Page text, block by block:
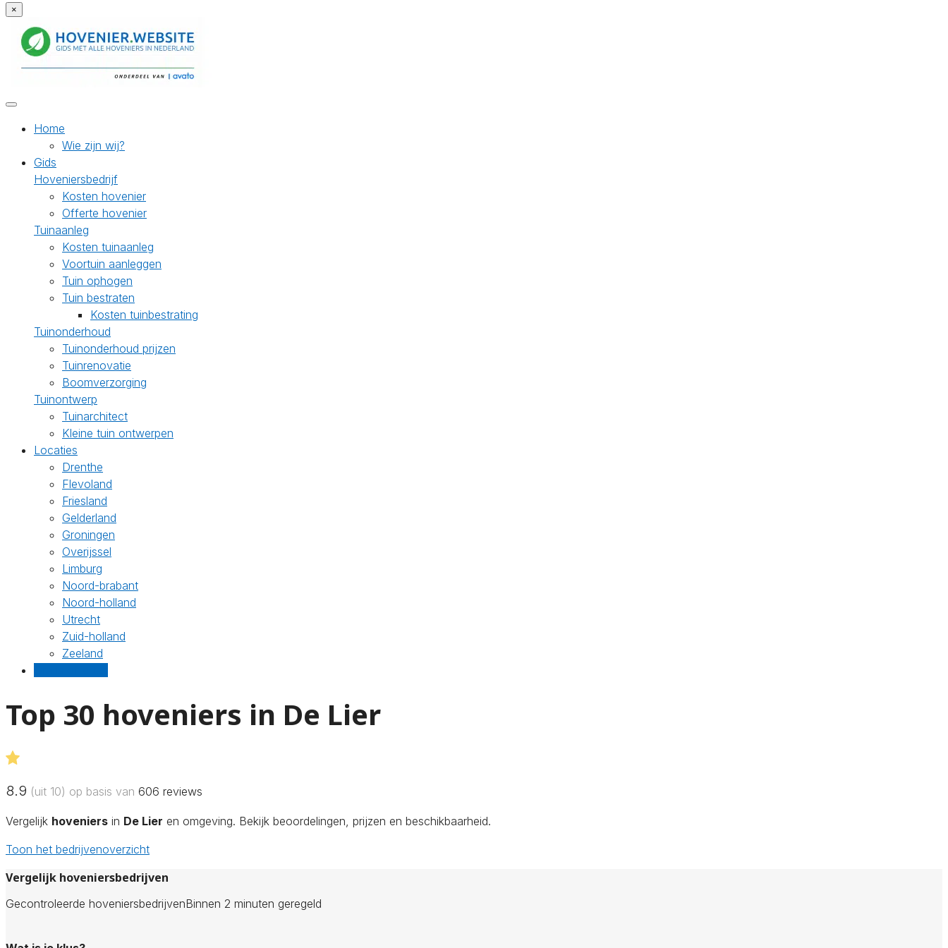
×
Home
Wie zijn wij?
Gids
Hoveniersbedrijf
Kosten hovenier
Offerte hovenier
Tuinaanleg
Kosten tuinaanleg
Voortuin aanleggen
Tuin ophogen
Tuin bestraten
Kosten tuinbestrating
Tuinonderhoud
Tuinonderhoud prijzen
Tuinrenovatie
Boomverzorging
Tuinontwerp
Tuinarchitect
Kleine tuin ontwerpen
Locaties
Drenthe
Flevoland
Friesland
Gelderland
Groningen
Overijssel
Limburg
Noord-brabant
Noord-holland
Utrecht
Zuid-holland
Zeeland
Top 30 hoveniers in De Lier
8.9 (uit 10) op basis van 606 reviews
Vergelijk hoveniers in De Lier en omgeving. Bekijk beoordelingen, prijzen en beschikbaarheid.
Toon het bedrijvenoverzicht
Vergelijk hoveniersbedrijven
Gecontroleerde hoveniersbedrijvenBinnen 2 minuten geregeld